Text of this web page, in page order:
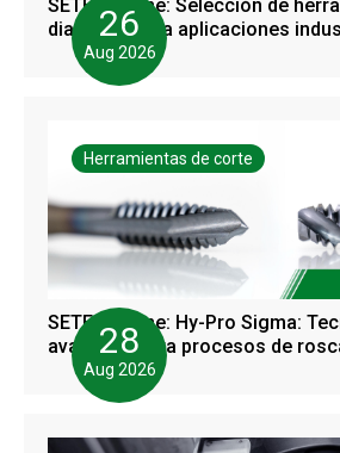
26
Aug 2026
SETEC Online: Selección de
diamante para aplicaciones
Herramientas de corte
28
Aug 2026
SETEC Online: Hy-Pro Sigma:
avanzada para procesos de